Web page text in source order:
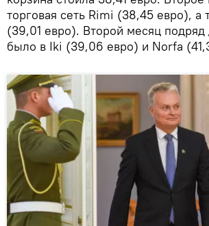
торговая сеть Rimi (38,45 евро), а
(39,01 евро). Второй месяц
было в Iki (39,06 евро) и Norfa